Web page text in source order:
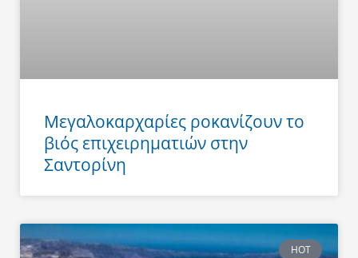
Μεγαλοκαρχαρίες ροκανίζουν το
βιός επιχειρηματιών στην
Σαντορίνη
HOT